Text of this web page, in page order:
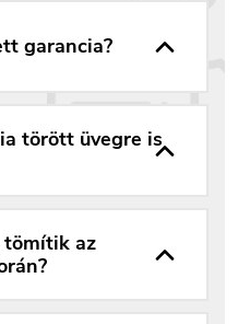
garancia?
törött üvegre is
tömítik az